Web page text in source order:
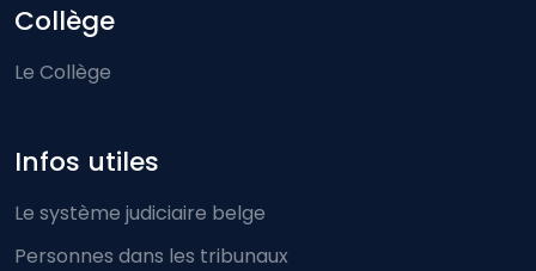
Collège
Le Collège
Infos utiles
Le système judiciaire belge
Personnes dans les tribunaux